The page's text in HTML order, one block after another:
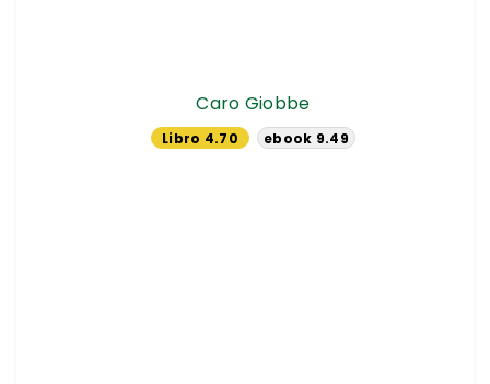
Caro Giobbe
Libro 4.70
ebook 9.49